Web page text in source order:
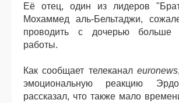
Её отец, один из лидеров
Мохаммед аль-Бельтаджи,
проводить с дочерью больше
работы.
Как сообщает телеканал euronews
эмоциональную реакцию
рассказал, что также мало